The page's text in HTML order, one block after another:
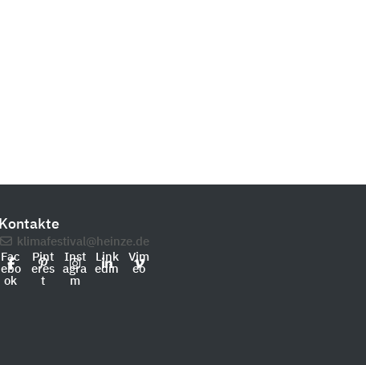
Kontakte
klimafestival@heinze.de
Fac
ebo
ok
Pint
eres
t
Inst
agra
m
Link
edin
Vim
eo